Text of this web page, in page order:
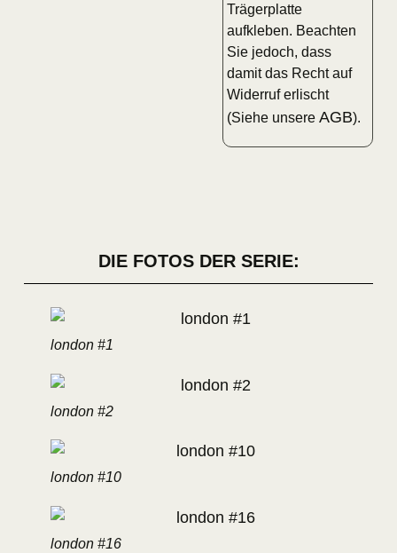
Trägerplatte
aufkleben. Beachten
Sie jedoch, dass
damit das Recht auf
Widerruf erlischt
(Siehe unsereAGB).
DIE FOTOS DER SERIE:
london #1
london #2
london #10
london #16